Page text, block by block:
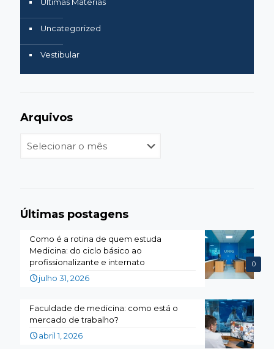
Uncategorized
Vestibular
Arquivos
Últimas postagens
0
Como é a rotina de quem estuda
Medicina: do ciclo básico ao
profissionalizante e internato
julho 31, 2026
Faculdade de medicina: como está o
mercado de trabalho?
abril 1, 2026